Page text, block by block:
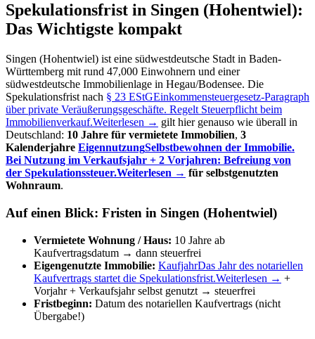
Spekulationsfrist in Singen (Hohentwiel):
Das Wichtigste kompakt
Singen (Hohentwiel) ist eine südwestdeutsche Stadt in Baden-
Württemberg mit rund 47,000 Einwohnern und einer
südwestdeutsche Immobilienlage in Hegau/Bodensee. Die
Spekulationsfrist nach § 23 EStGEinkommensteuergesetz-Paragraph
über private Veräußerungsgeschäfte. Regelt Steuerpflicht beim
Immobilienverkauf.Weiterlesen → gilt hier genauso wie überall in
Deutschland: 10 Jahre für vermietete Immobilien, 3
Kalenderjahre EigennutzungSelbstbewohnen der Immobilie.
Bei Nutzung im Verkaufsjahr + 2 Vorjahren: Befreiung von
der Spekulationssteuer.Weiterlesen → für selbstgenutzten
Wohnraum.
Auf einen Blick: Fristen in Singen (Hohentwiel)
Vermietete Wohnung / Haus: 10 Jahre ab
Kaufvertragsdatum → dann steuerfrei
Eigengenutzte Immobilie: KaufjahrDas Jahr des notariellen
Kaufvertrags startet die Spekulationsfrist.Weiterlesen → +
Vorjahr + Verkaufsjahr selbst genutzt → steuerfrei
Fristbeginn: Datum des notariellen Kaufvertrags (nicht
Übergabe!)